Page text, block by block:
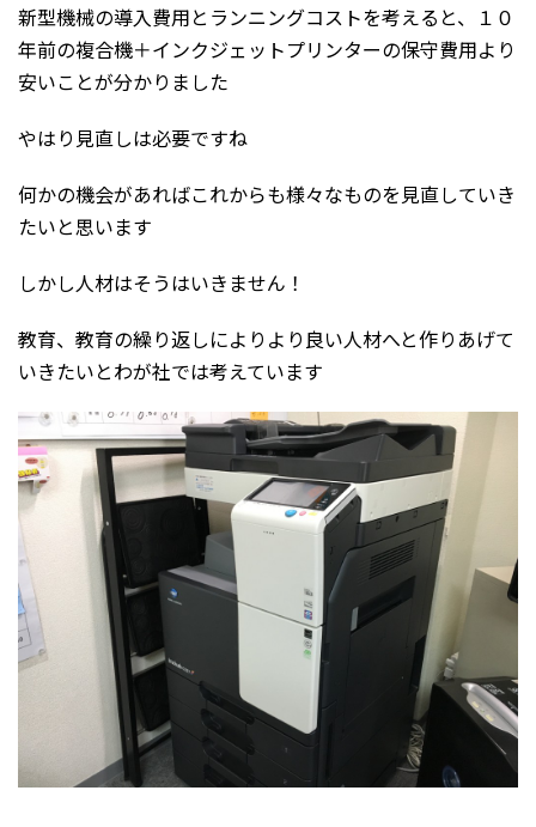
新型機械の導入費用とランニングコストを考えると、１０
年前の複合機＋インクジェットプリンターの保守費用より
安いことが分かりました
やはり見直しは必要ですね
何かの機会があればこれからも様々なものを見直していき
たいと思います
しかし人材はそうはいきません！
教育、教育の繰り返しによりより良い人材へと作りあげて
いきたいとわが社では考えています